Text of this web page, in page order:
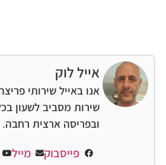
אייל לוק
אנו באייל שירותי
שירות מסביב לשעון
ובפריסה ארצית רחבה.
פייסבוק מייל